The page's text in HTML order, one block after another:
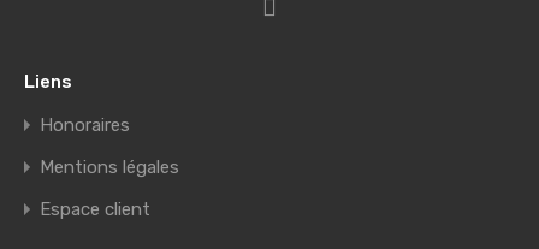
Liens
Honoraires
Mentions légales
Espace client